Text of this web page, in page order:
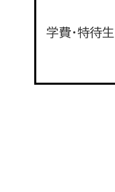
学費・特待生